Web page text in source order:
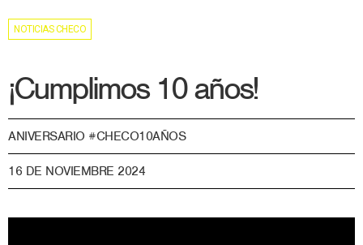
NOTICIAS CHECO
¡Cumplimos 10 años!
ANIVERSARIO #CHECO10AÑOS
16 DE NOVIEMBRE 2024